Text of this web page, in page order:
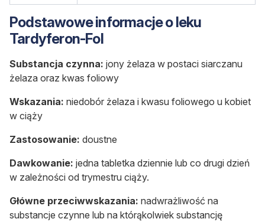
Podstawowe informacje o leku
Tardyferon-Fol
Substancja czynna: jony żelaza w postaci siarczanu
żelaza oraz kwas foliowy
Wskazania: niedobór żelaza i kwasu foliowego u kobiet
w ciąży
Zastosowanie: doustne
Dawkowanie: jedna tabletka dziennie lub co drugi dzień
w zależności od trymestru ciąży.
Główne przeciwwskazania: nadwrażliwość na
substancje czynne lub na którąkolwiek substancję